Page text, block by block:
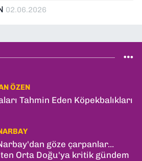
02.06.2026
ÖZEN
Tahmin Eden Köpekbalıkları
göze çarpanlar...
Orta Doğu'ya kritik gündem